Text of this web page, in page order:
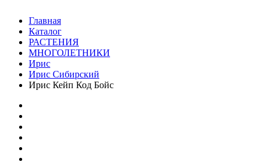
Главная
Каталог
РАСТЕНИЯ
МНОГОЛЕТНИКИ
Ирис
Ирис Сибирский
Ирис Кейп Код Бойс